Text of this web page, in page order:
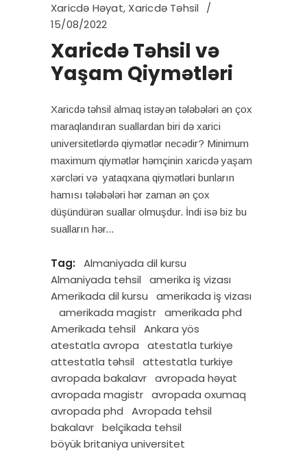
Xaricdə Həyat, Xaricdə Təhsil
15/08/2022
Xaricdə Təhsil və
Yaşam Qiymətləri
Xaricdə təhsil almaq istəyən tələbələri ən çox
maraqlandıran suallardan biri də xarici
universitetlərdə qiymətlər necədir? Minimum
maximum qiymətlər həmçinin xaricdə yaşam
xərcləri və yataqxana qiymətləri bunların
hamısı tələbələri hər zaman ən çox
düşündürən suallar olmuşdur. İndi isə biz bu
sualların hər
Tag:
Almaniyada dil kursu
Almaniyada tehsil
amerika iş vizası
Amerikada dil kursu
amerikada iş vizası
amerikada magistr amerikada phd
Amerikada tehsil
Ankara yös
atestatla avropa
atestatla turkiye
attestatla təhsil
attestatla turkiye
avropada bakalavr avropada həyat
avropada magistr avropada oxumaq
avropada phd
Avropada tehsil
bakalavr belçikada tehsil
böyük britaniya universitet